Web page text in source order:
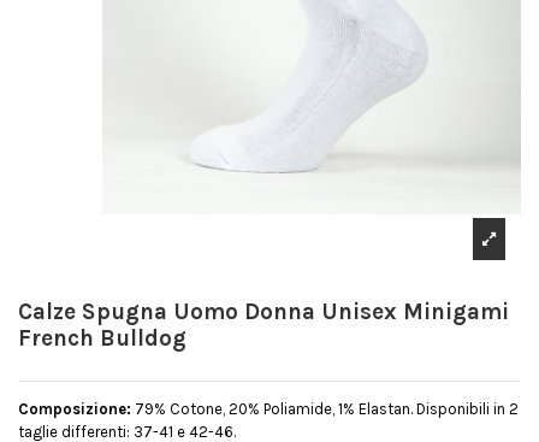
Calze Spugna Uomo Donna Unisex Minigami
French Bulldog
Composizione: 79% Cotone, 20% Poliamide, 1% Elastan. Disponibili in 2
taglie differenti: 37-41 e 42-46.